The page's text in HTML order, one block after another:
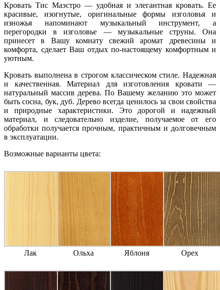
Кровать Тис Маэстро — удобная и элегантная кровать. Ее
красивые, изогнутые, оригинальные формы изголовья и
изножья напоминают музыкальный инструмент, а
перегородки в изголовье — музыкальные струны. Она
принесет в Вашу комнату свежий аромат древесины и
комфорта, сделает Ваш отдых по-настоящему комфортным и
уютным.
Кровать выполнена в строгом классическом стиле. Надежная
и качественная. Материал для изготовления кровати —
натуральный массив дерева. По Вашему желанию это может
быть сосна, бук, дуб. Дерево всегда ценилось за свои свойства
и природные характеристики. Это дорогой и надежный
материал, и следовательно изделие, получаемое от его
обработки получается прочным, практичным и долговечным
в эксплуатации.
Возможные варианты цвета:
Лак Ольха Яблоня Орех